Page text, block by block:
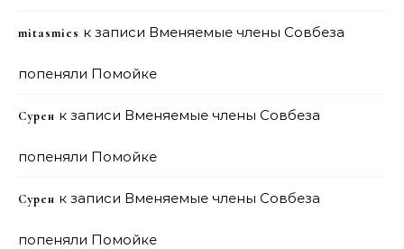
mitasmies к записи Вменяемые члены Совбеза
попеняли Помойке
Сурен к записи Вменяемые члены Совбеза
попеняли Помойке
Сурен к записи Вменяемые члены Совбеза
попеняли Помойке